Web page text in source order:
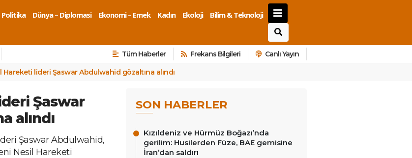
Politika Dünya – Diplomasi Ekonomi – Emek Kadın Ekoloji
Bilim & Teknoloji
Tüm Haberler Frekans Bilgileri Canlı Yayın
Hareketi lideri Şaswar Abdulwahid gözaltına alındı
Şaswar
alındı
Şaswar Abdulwahid,
Nesil Hareketi
SON HABERLER
Kızıldeniz ve Hürmüz Boğazı’nda
gerilim: Husilerden Füze, BAE gemisine
İran’dan saldırı